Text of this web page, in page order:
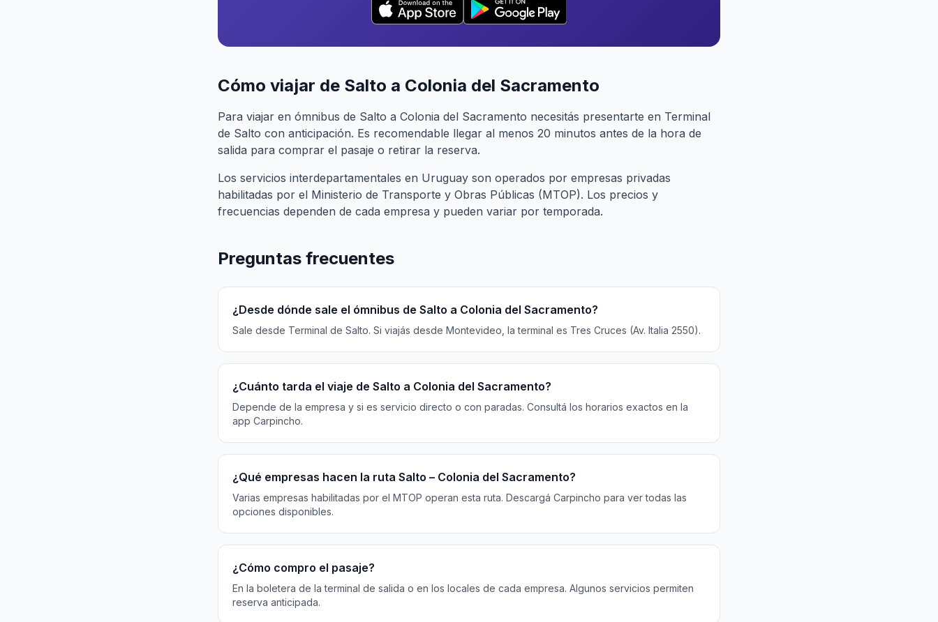
Cómo viajar de Salto a Colonia del Sacramento
Para viajar en ómnibus de Salto a Colonia del Sacramento necesitás presentarte en Terminal
de Salto con anticipación. Es recomendable llegar al menos 20 minutos antes de la hora de
salida para comprar el pasaje o retirar la reserva.
Los servicios interdepartamentales en Uruguay son operados por empresas privadas
habilitadas por el Ministerio de Transporte y Obras Públicas (MTOP). Los precios y
frecuencias dependen de cada empresa y pueden variar por temporada.
Preguntas frecuentes
¿Desde dónde sale el ómnibus de Salto a Colonia del Sacramento?
Sale desde Terminal de Salto. Si viajás desde Montevideo, la terminal es Tres Cruces (Av. Italia 2550).
¿Cuánto tarda el viaje de Salto a Colonia del Sacramento?
Depende de la empresa y si es servicio directo o con paradas. Consultá los horarios exactos en la
app Carpincho.
¿Qué empresas hacen la ruta Salto – Colonia del Sacramento?
Varias empresas habilitadas por el MTOP operan esta ruta. Descargá Carpincho para ver todas las
opciones disponibles.
¿Cómo compro el pasaje?
En la boletera de la terminal de salida o en los locales de cada empresa. Algunos servicios permiten
reserva anticipada.